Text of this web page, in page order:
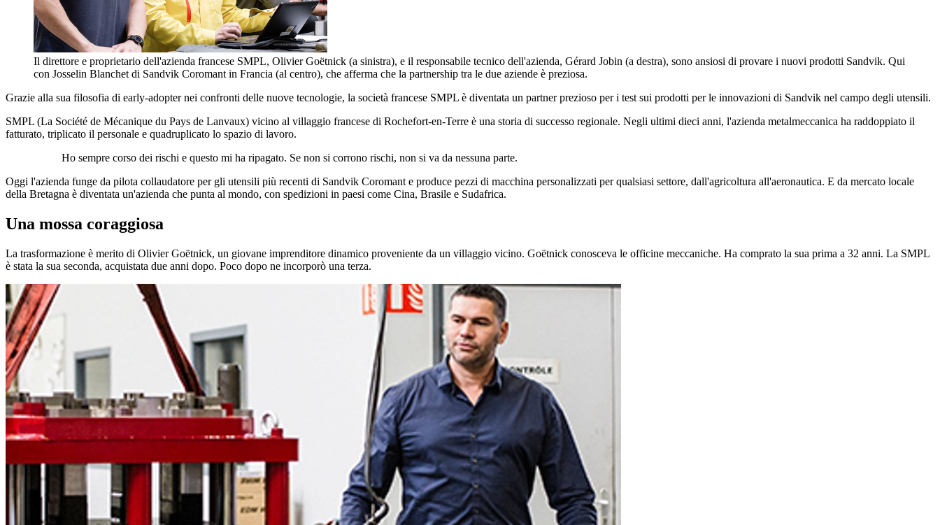
Il direttore e proprietario dell'azienda francese SMPL, Olivier Goëtnick (a sinistra), e il responsabile tecnico dell'azienda, Gérard Jobin (a destra), sono ansiosi di provare i nuovi prodotti Sandvik. Qui
con Josselin Blanchet di Sandvik Coromant in Francia (al centro), che afferma che la partnership tra le due aziende è preziosa.
Grazie alla sua filosofia di early-adopter nei confronti delle nuove tecnologie, la società francese SMPL è diventata un partner prezioso per i test sui prodotti per le innovazioni di Sandvik nel campo degli utensili.
SMPL (La Société de Mécanique du Pays de Lanvaux) vicino al villaggio francese di Rochefort-en-Terre è una storia di successo regionale. Negli ultimi dieci anni, l'azienda metalmeccanica ha raddoppiato il
fatturato, triplicato il personale e quadruplicato lo spazio di lavoro.
Ho sempre corso dei rischi e questo mi ha ripagato. Se non si corrono rischi, non si va da nessuna parte.
Oggi l'azienda funge da pilota collaudatore per gli utensili più recenti di Sandvik Coromant e produce pezzi di macchina personalizzati per qualsiasi settore, dall'agricoltura all'aeronautica. E da mercato locale
della Bretagna è diventata un'azienda che punta al mondo, con spedizioni in paesi come Cina, Brasile e Sudafrica.
Una mossa coraggiosa
La trasformazione è merito di Olivier Goëtnick, un giovane imprenditore dinamico proveniente da un villaggio vicino. Goëtnick conosceva le officine meccaniche. Ha comprato la sua prima a 32 anni. La SMPL
è stata la sua seconda, acquistata due anni dopo. Poco dopo ne incorporò una terza.